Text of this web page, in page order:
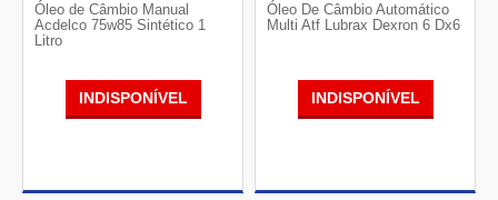
Óleo de Câmbio Manual
Acdelco 75w85 Sintético 1
Litro
INDISPONÍVEL
Óleo De Câmbio Automático
Multi Atf Lubrax Dexron 6 Dx6
INDISPONÍVEL